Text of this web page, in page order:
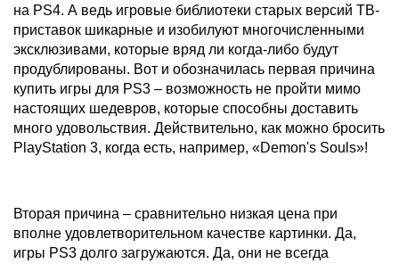
на PS4. А ведь игровые библиотеки старых версий ТВ-
приставок шикарные и изобилуют многочисленными
эксклюзивами, которые вряд ли когда-либо будут
продублированы. Вот и обозначилась первая причина
купить игры для PS3 – возможность не пройти мимо
настоящих шедевров, которые способны доставить
много удовольствия. Действительно, как можно бросить
PlayStation 3, когда есть, например, «Demon's Souls»!
Вторая причина – сравнительно низкая цена при
вполне удовлетворительном качестве картинки. Да,
игры PS3 долго загружаются. Да, они не всегда